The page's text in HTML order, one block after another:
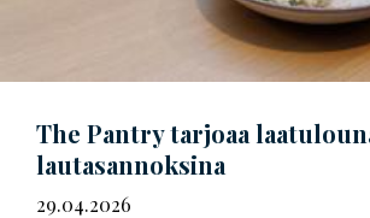
The Pantry tarjoaa
lautasannoksina
29.04.2026